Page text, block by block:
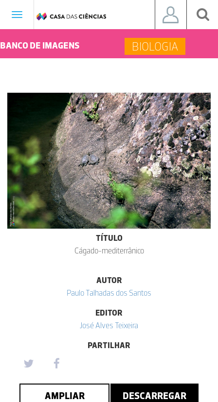
Toggle
BANCO DE IMAGENS BIOLOGIA
TÍTULO
Cágado-mediterrânico
AUTOR
Paulo Talhadas dos Santos
EDITOR
José Alves Teixeira
PARTILHAR
AMPLIAR DESCARREGAR